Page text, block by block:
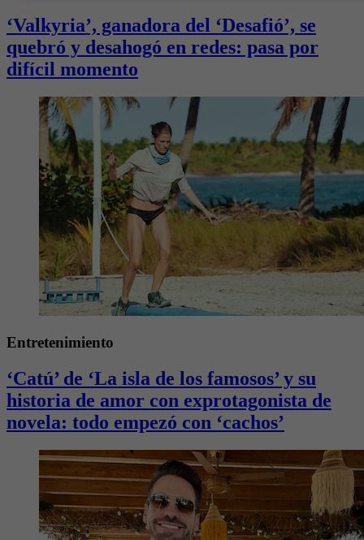
‘Valkyria’, ganadora del ‘Desafió’, se
quebró y desahogó en redes: pasa por
difícil momento
Entretenimiento
‘Catú’ de ‘La isla de los famosos’ y su
historia de amor con exprotagonista de
novela: todo empezó con ‘cachos’